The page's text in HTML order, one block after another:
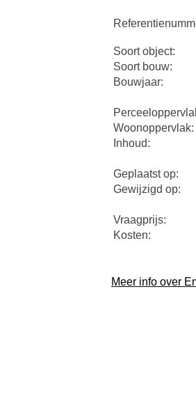
Soort object:
Soort bouw:
Bouwjaar:
Woonoppervlak:
Inhoud:
Geplaatst op:
Gewijzigd op:
Vraagprijs:
Kosten:
Meer info over